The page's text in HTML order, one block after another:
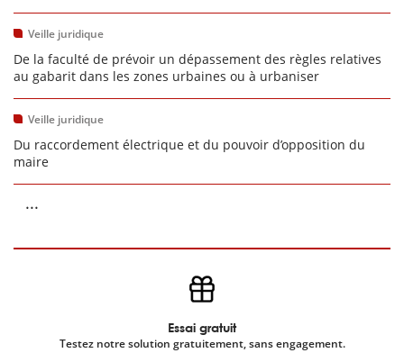
Veille juridique
De la faculté de prévoir un dépassement des règles relatives
au gabarit dans les zones urbaines ou à urbaniser
Veille juridique
Du raccordement électrique et du pouvoir d’opposition du
maire
...
Essai gratuit
Testez notre solution gratuitement, sans engagement.